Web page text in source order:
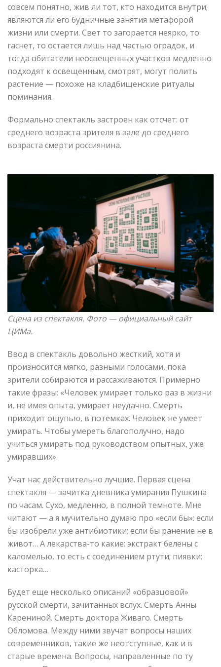
совсем понятно, жив ли тот, кто находится внутри;
являются ли его будничные занятия метафорой
жизни или смерти. Свет то загорается неярко, то
гаснет, то остается лишь над частью оградок, и
тогда обитатели неосвещенных участков медленно
подходят к освещенным, смотрят, могут полить
растение — похоже на кладбищенские ритуалы
поминания.
Формально спектакль застроен как отсчет: от
среднего возраста зрителя в зале до среднего
возраста смерти россиянина.
Сцена из спектакля. Фото —официальный сайт
ЦИМа.
Ввод в спектакль довольно жесткий, хотя и
произносится мягко, разными голосами, пока
зрители собираются и рассаживаются. Примерно
такие фразы: «Человек умирает только раз в жизни
и, не имея опыта, умирает неудачно. Смерть
приходит ощупью, в потемках. Человек не умеет
умирать. Чтобы умереть благополучно, надо
учиться умирать под руководством опытных, уже
умиравших».
Учат нас действительно лучшие. Первая сцена
спектакля — зачитка дневника умирания Пушкина
по часам. Сухо, медленно, в полной темноте. Мне
читают — а я мучительно думаю про «если бы»: если
бы изобрели уже антибиотики; если бы ранение не в
живот… А лекарства-то какие: экстракт белены с
каломелью, то есть с соединением ртути; пиявки;
касторка…
Будет еще несколько описаний «образцовой»
русской смерти, зачитанных вслух. Смерть Анны
Карениной. Смерть доктора Живаго. Смерть
Обломова. Между ними звучат вопросы наших
современников, такие же неотступные, как и в
старые времена. Вопросы, направленные по ту